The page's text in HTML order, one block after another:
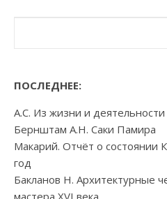
ПОСЛЕДНЕЕ:
А.С. Из жизни и деятельности
Бернштам А.Н. Саки Памира
Макарий. Отчёт о состоянии
год
Бакланов Н. Архитектурные
мастера XVI века